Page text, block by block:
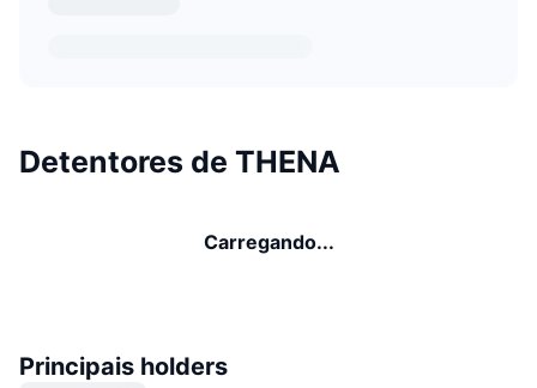
Detentores de THENA
Carregando...
Principais holders